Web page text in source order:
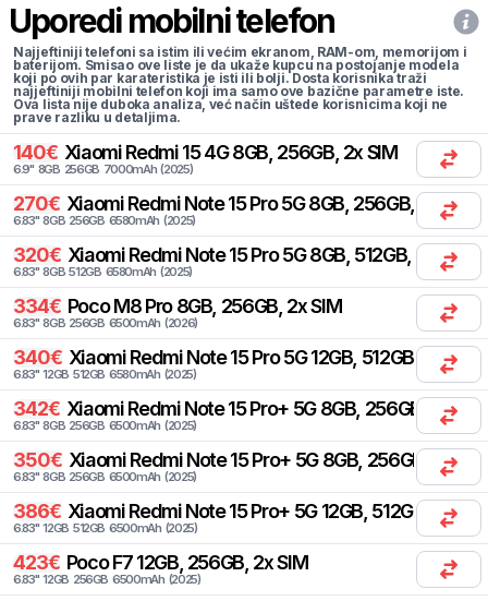
Uporedi mobilni telefon
Najjeftiniji telefoni sa istim ili većim ekranom, RAM-om, memorijom i
baterijom. Smisao ove liste je da ukaže kupcu na postojanje modela
koji po ovih par karateristika je isti ili bolji. Dosta korisnika traži
najjeftiniji mobilni telefon koji ima samo ove bazične parametre iste.
Ova lista nije duboka analiza, već način uštede korisnicima koji ne
prave razliku u detaljima.
140€ Xiaomi Redmi 15 4G 8GB, 256GB, 2x SIM
6.9" 8GB 256GB 7000mAh (2025)
270€ Xiaomi Redmi Note 15 Pro 5G 8GB, 256GB, 2x SIM
6.83" 8GB 256GB 6580mAh (2025)
320€ Xiaomi Redmi Note 15 Pro 5G 8GB, 512GB, 2x SIM
6.83" 8GB 512GB 6580mAh (2025)
334€ Poco M8 Pro 8GB, 256GB, 2x SIM
6.83" 8GB 256GB 6500mAh (2026)
340€ Xiaomi Redmi Note 15 Pro 5G 12GB, 512GB, 2x SIM
6.83" 12GB 512GB 6580mAh (2025)
342€ Xiaomi Redmi Note 15 Pro+ 5G 8GB, 256GB, 2x SIM
6.83" 8GB 256GB 6500mAh (2025)
350€ Xiaomi Redmi Note 15 Pro+ 5G 8GB, 256GB, 1x
6.83" 8GB 256GB 6500mAh (2025)
386€ Xiaomi Redmi Note 15 Pro+ 5G 12GB, 512GB, 2x SIM
6.83" 12GB 512GB 6500mAh (2025)
423€ Poco F7 12GB, 256GB, 2x SIM
6.83" 12GB 256GB 6500mAh (2025)